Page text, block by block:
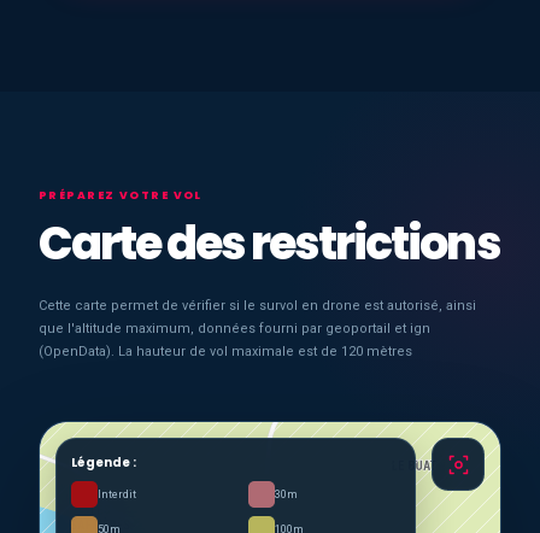
PRÉPAREZ VOTRE VOL
Carte des restrictions
Cette carte permet de vérifier si le survol en drone est autorisé, ainsi
que l'altitude maximum, données fourni par geoportail et ign
(OpenData). La hauteur de vol maximale est de 120 mètres
Légende :
Interdit 30m
50m 100m